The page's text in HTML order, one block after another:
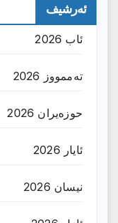
ئەرشیف
ئاب 2026
تەممووز 2026
حوزه‌یران 2026
ئایار 2026
نیسان 2026